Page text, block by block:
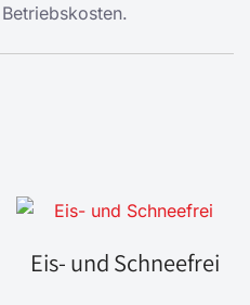
Eis- und Schneefrei